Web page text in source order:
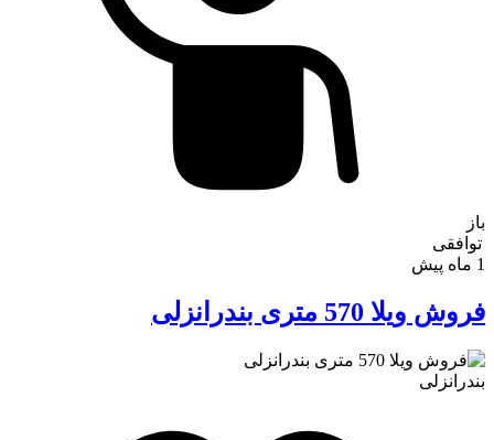
باز
توافقی
فروش ویلا 570 متری بندرانزلی
بندرانزلی